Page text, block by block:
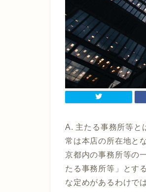
A. 主たる事務所等と
常は本店の所在地と
京都内の事務所等の
たる事務所等」とす
な定めがあるわけで